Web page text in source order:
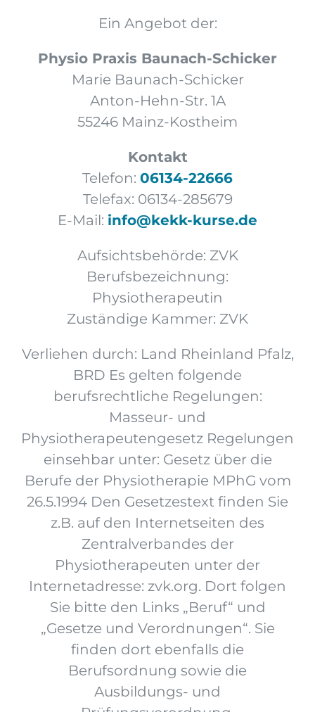
Ein Angebot der:
Physio Praxis Baunach-Schicker
Marie Baunach-Schicker
Anton-Hehn-Str. 1A
55246 Mainz-Kostheim
Kontakt
Telefon: 06134-22666
Telefax: 06134-285679
E-Mail: info@kekk-kurse.de
Aufsichtsbehörde: ZVK
Berufsbezeichnung:
Physiotherapeutin
Zuständige Kammer: ZVK
Verliehen durch: Land Rheinland Pfalz,
BRD Es gelten folgende
berufsrechtliche Regelungen:
Masseur- und
Physiotherapeutengesetz Regelungen
einsehbar unter: Gesetz über die
Berufe der Physiotherapie MPhG vom
26.5.1994 Den Gesetzestext finden Sie
z.B. auf den Internetseiten des
Zentralverbandes der
Physiotherapeuten unter der
Internetadresse: zvk.org. Dort folgen
Sie bitte den Links „Beruf“ und
„Gesetze und Verordnungen“. Sie
finden dort ebenfalls die
Berufsordnung sowie die
Ausbildungs- und